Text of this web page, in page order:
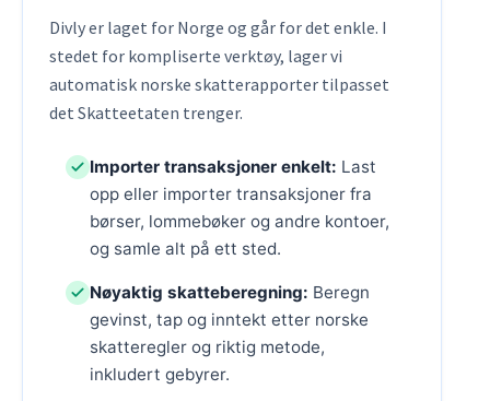
Divly er laget for Norge og går for det enkle. I
stedet for kompliserte verktøy, lager vi
automatisk norske skatterapporter tilpasset
det Skatteetaten trenger.
Importer transaksjoner enkelt: Last
opp eller importer transaksjoner fra
børser, lommebøker og andre kontoer,
og samle alt på ett sted.
Nøyaktig skatteberegning: Beregn
gevinst, tap og inntekt etter norske
skatteregler og riktig metode,
inkludert gebyrer.